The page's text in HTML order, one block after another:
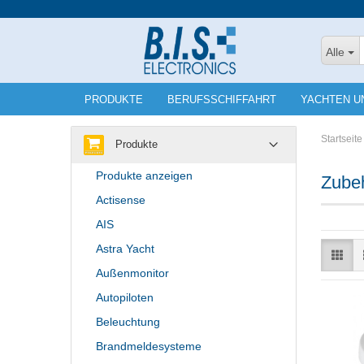
Alle
PRODUKTE BERUFSSCHIFFAHRT YACHTEN
Startseite
Produkte
Produkte anzeigen
Actisense
AIS
Astra Yacht
Außenmonitor
Autopiloten
Beleuchtung
Brandmeldesysteme